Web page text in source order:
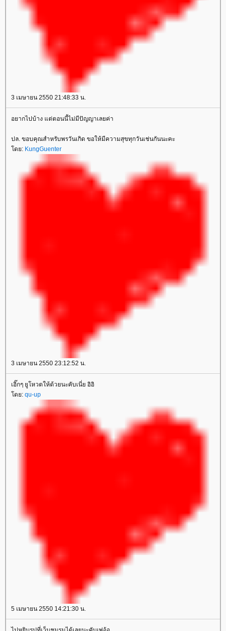
3 เมษายน 2550 21:48:33 น.
อยากไปบ้าง แต่ตอนนี้ไม่มีปัญญาเลยค่า
ปล. ขอบคุณสำหรับพรวันเกิด ขอให้มีความสุขทุกวันเช่นกันนะคะ
ดย: KungGuenter
3 เมษายน 2550 23:12:52 น.
เอิ๊กๆ ยูโหวตให้ด้วยนะคับเนี่ย อิอิ
ดย: qu-up
5 เมษายน 2550 14:21:30 น.